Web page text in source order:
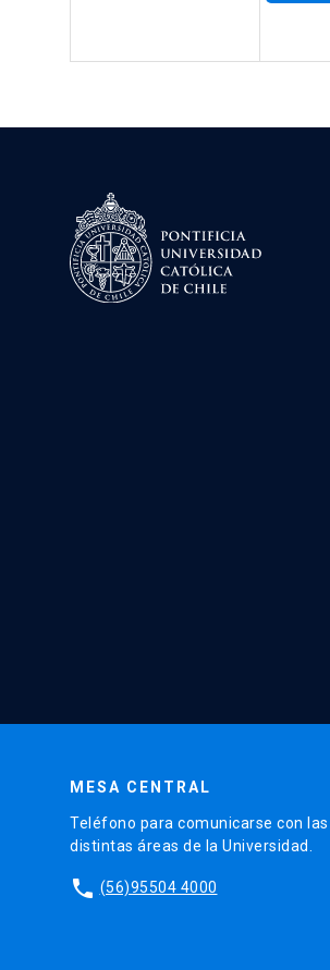
MESA CENTRAL
Teléfono para comunicarse con las
distintas áreas de la Universidad.
phone (56)95504 4000